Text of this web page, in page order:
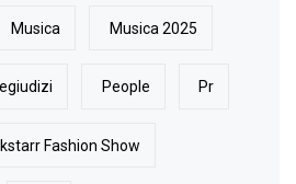
Musica Musica 2025
People Pr
Fashion Show